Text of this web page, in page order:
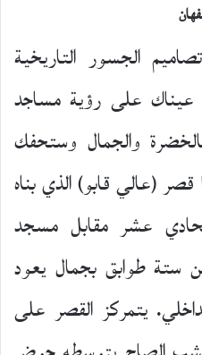
الجسور التاريخية
عيناك على رؤية مساجد
والجمال وستحفك
(عالي قابو) الذي بناه
عشر مقابل مسجد
ستة طوابق بجمال يعود
يتمركز القصر على